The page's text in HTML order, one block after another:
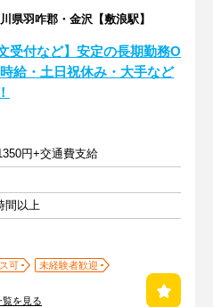
県羽咋郡・金沢【敷浪駅】
受付など】安定の長期勤務O
給・土日祝休み・大手など
円+交通費支給
間以上
可
未経験者歓迎
を見る